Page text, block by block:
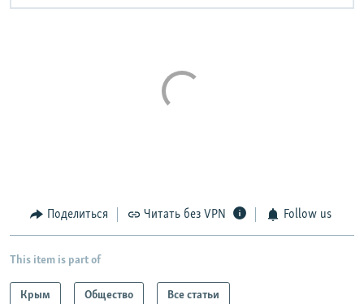
Поделиться Читать без VPN Follow us
This item is part of
Крым Общество Все статьи